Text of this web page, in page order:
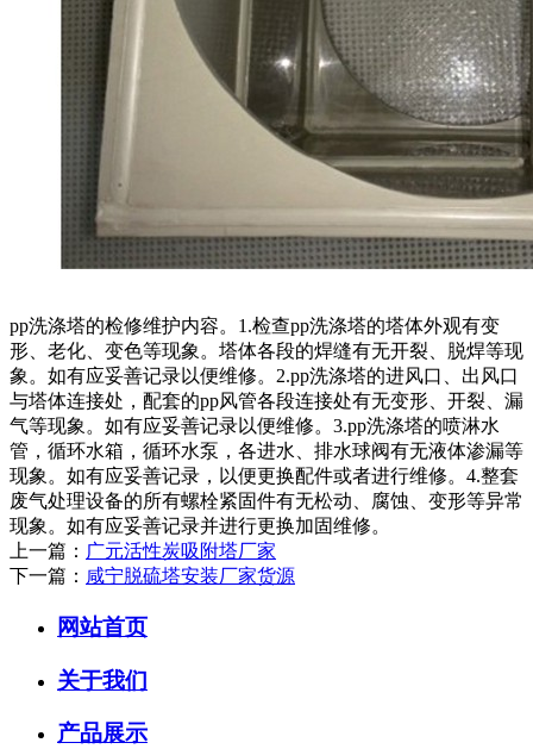
pp洗涤塔的检修维护内容。1.检查pp洗涤塔的塔体外观有变
形、老化、变色等现象。塔体各段的焊缝有无开裂、脱焊等现
象。如有应妥善记录以便维修。2.pp洗涤塔的进风口、出风口
与塔体连接处，配套的pp风管各段连接处有无变形、开裂、漏
气等现象。如有应妥善记录以便维修。3.pp洗涤塔的喷淋水
管，循环水箱，循环水泵，各进水、排水球阀有无液体渗漏等
现象。如有应妥善记录，以便更换配件或者进行维修。4.整套
废气处理设备的所有螺栓紧固件有无松动、腐蚀、变形等异常
现象。如有应妥善记录并进行更换加固维修。
上一篇： 广元活性炭吸附塔厂家
下一篇： 咸宁脱硫塔安装厂家货源
网站首页
关于我们
产品展示